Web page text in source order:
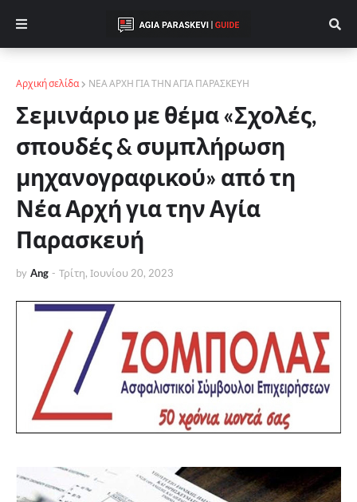
Αρχική σελίδα ΝΕΑ ΑΡΧΗ ΓΙΑ ΤΗΝ ΑΓΙΑ ΠΑΡΑΣΚΕΥΗ
Σεμινάριο με θέμα «Σχολές,
σπουδές & συμπλήρωση
μηχανογραφικού» από τη
Νέα Αρχή για την Αγία
Παρασκευή
by Ang - Τρίτη, Ιουνίου 20, 2023